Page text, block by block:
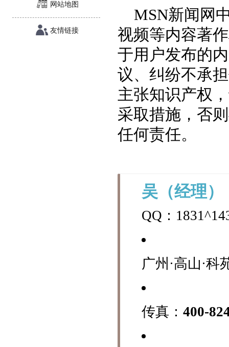
网站地图
友情链接
MSN新闻网
视频等内容著
于用户发布的
议、纠纷不承
主张知识产权
采取措施，否
任何责任。
吴（经理）
QQ：
广州·高山·科
传真： 400-